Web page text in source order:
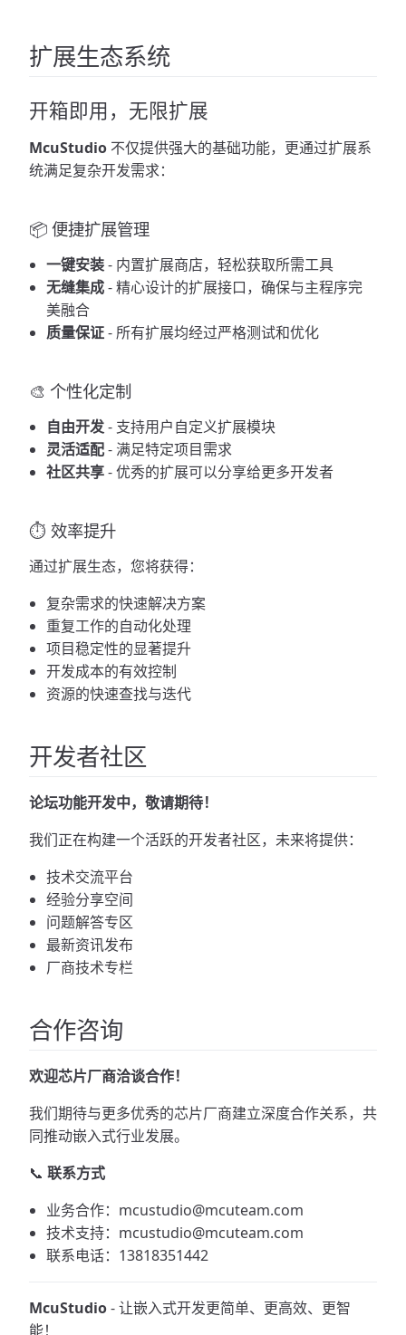
扩展生态系统
开箱即用，无限扩展
McuStudio 不仅提供强大的基础功能，更通过扩展系
统满足复杂开发需求：
📦 便捷扩展管理
一键安装- 内置扩展商店，轻松获取所需工具
无缝集成- 精心设计的扩展接口，确保与主程序完
美融合
质量保证- 所有扩展均经过严格测试和优化
🎨 个性化定制
自由开发- 支持用户自定义扩展模块
灵活适配- 满足特定项目需求
社区共享- 优秀的扩展可以分享给更多开发者
⏱️ 效率提升
通过扩展生态，您将获得：
复杂需求的快速解决方案
重复工作的自动化处理
项目稳定性的显著提升
开发成本的有效控制
资源的快速查找与迭代
开发者社区
论坛功能开发中，敬请期待！
我们正在构建一个活跃的开发者社区，未来将提供：
技术交流平台
经验分享空间
问题解答专区
最新资讯发布
厂商技术专栏
合作咨询
欢迎芯片厂商洽谈合作！
我们期待与更多优秀的芯片厂商建立深度合作关系，共
同推动嵌入式行业发展。
📞 联系方式
业务合作：mcustudio@mcuteam.com
技术支持：mcustudio@mcuteam.com
联系电话：13818351442
McuStudio- 让嵌入式开发更简单、更高效、更智
能！